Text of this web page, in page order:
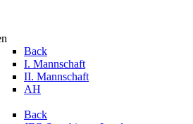
Back
I. Mannschaft
II. Mannschaft
AH
Back